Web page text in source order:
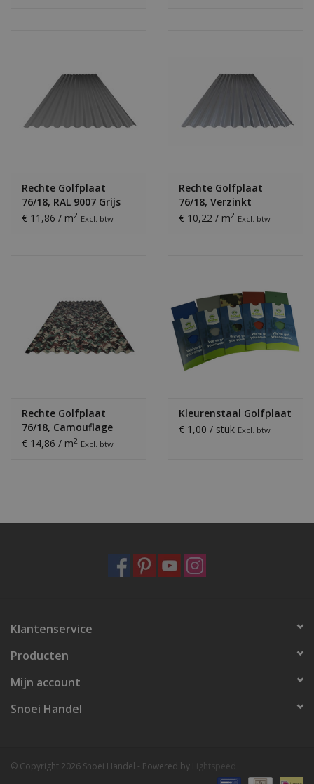
Rechte Golfplaat
76/18, RAL 9007 Grijs
Aluminium
€ 11,86 / m2 Excl. btw
Rechte Golfplaat
76/18, Verzinkt
€ 10,22 / m2 Excl. btw
Rechte Golfplaat
76/18, Camouflage
print
€ 14,86 / m2 Excl. btw
Kleurenstaal Golfplaat
€ 1,00 / stuk Excl. btw
Klantenservice
Producten
Mijn account
Snoei Handel
© Copyright 2026 Snoei Handel - Powered by Lightspeed